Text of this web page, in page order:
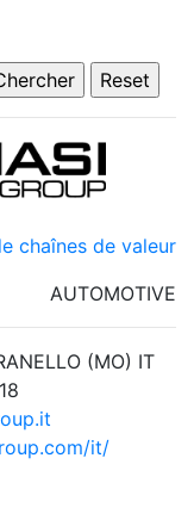
chaînes de valeur
AUTOMOTIVE
(MO) IT
it/